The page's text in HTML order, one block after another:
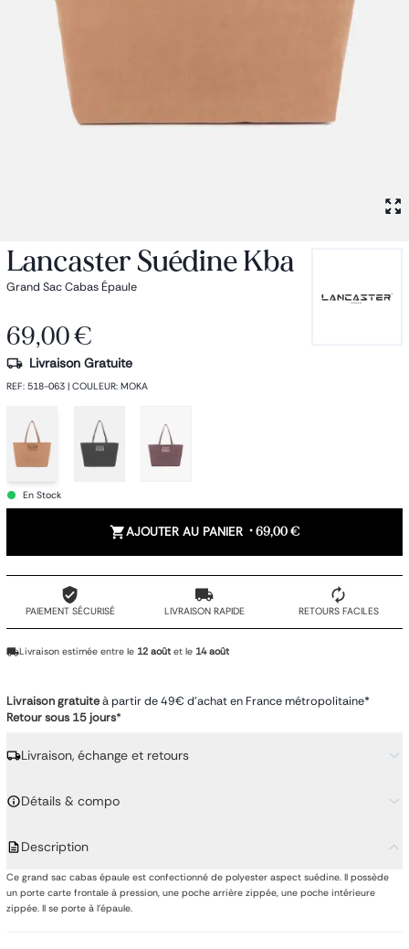
Porte monnaie
Accessoires
Sac de voyage
Nos conseils
Lancaster Suédine Kba
Grand Sac Cabas Épaule
69,00 €
Livraison Gratuite
REF: 518-063 | COULEUR: MOKA
En Stock
AJOUTER AU PANIER • 69,00 €
PAIEMENT SÉCURISÉ LIVRAISON RAPIDE RETOURS FACILES
Livraison estimée entre le 12 août et le 14 août
Livraison gratuiteà partir de 49€ d'achat en France métropolitaine*
Retour sous 15 jours*
Livraison, échange et retours
Détails & compo
Description
Ce grand sac cabas épaule est confectionné de polyester aspect suédine. Il possède
un porte carte frontale à pression, une poche arrière zippée, une poche intérieure
zippée. Il se porte à l'épaule.